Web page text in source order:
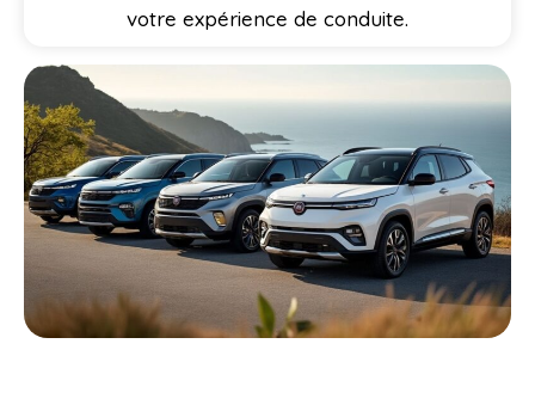
votre expérience de conduite.